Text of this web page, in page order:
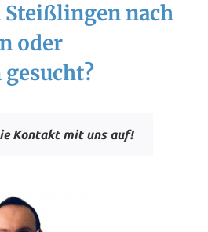
Steißlingen nach
oder
Kontakt mit uns auf!